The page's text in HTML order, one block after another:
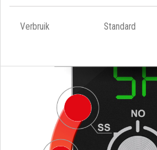
Verbruik Standard